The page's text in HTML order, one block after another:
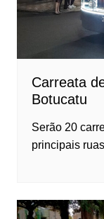
Carreata
Botucatu
Serão 20
principais